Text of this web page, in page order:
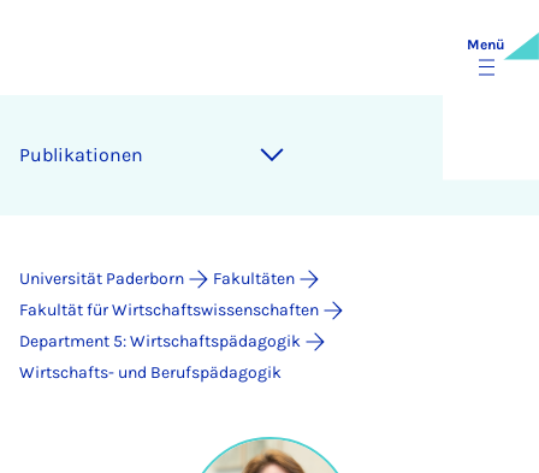
Menü
Publikationen
Universität Paderborn
Fakultäten
Fakultät für Wirtschaftswissenschaften
Department 5: Wirtschaftspädagogik
Wirtschafts- und Berufspädagogik